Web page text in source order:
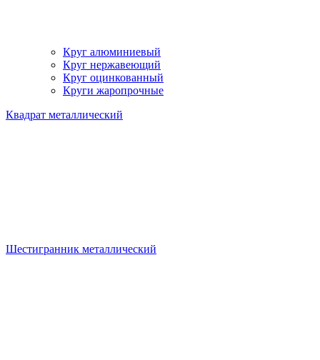
Круг алюминиевый
Круг нержавеющий
Круг оцинкованный
Круги жаропрочные
Квадрат металлический
Шестигранник металлический